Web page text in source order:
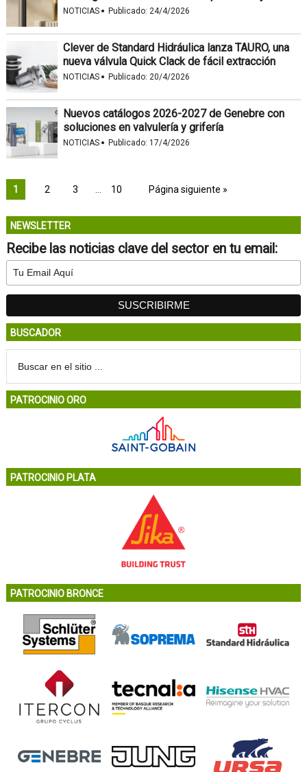
NOTICIAS · Publicado: 24/4/2026
Clever de Standard Hidráulica lanza TAURO, una
nueva válvula Quick Clack de fácil extracción
NOTICIAS · Publicado: 20/4/2026
Nuevos catálogos 2026-2027 de Genebre con
soluciones en valvulería y grifería
NOTICIAS · Publicado: 17/4/2026
1 2 3 10 Página siguiente »
NEWSLETTER
Recibe las noticias clave del sector en tu email:
BUSCADOR
PATROCINIO ORO
PATROCINIO PLATA
PATROCINIO BRONCE